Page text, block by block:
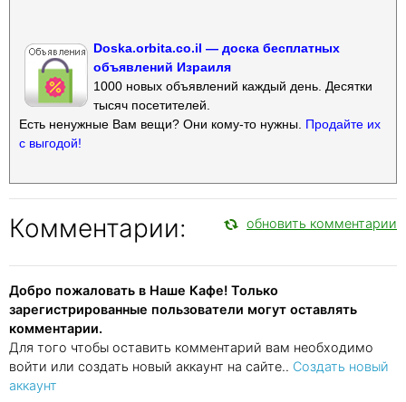
Doska.orbita.co.il — доска бесплатных
объявлений Израиля
1000 новых объявлений каждый день. Десятки
тысяч посетителей.
Есть ненужные Вам вещи? Они кому-то нужны. Продайте их
с выгодой!
Комментарии: обновить комментарии
Добро пожаловать в Наше Кафе! Только
зарегистрированные пользователи могут оставлять
комментарии.
Для того чтобы оставить комментарий вам необходимо
войти или создать новый аккаунт на сайте.. Создать новый
аккаунт